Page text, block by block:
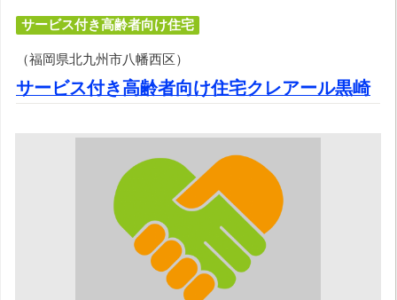
サービス付き高齢者向け住宅
（福岡県北九州市八幡西区）
サービス付き高齢者向け住宅クレアール黒崎